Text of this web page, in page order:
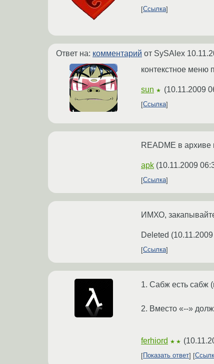
Ссылка
Ответ на: комментарий от SySAlex
контекстное меню
sun ★ (10.11.2009
Ссылка
README в архиве
apk (10.11.2009
Ссылка
ИМХО,
Deleted (
Ссылка
1. Сабж есть сабж
2. Вместо «--»
ferhiord ★★ (
Показать ответ